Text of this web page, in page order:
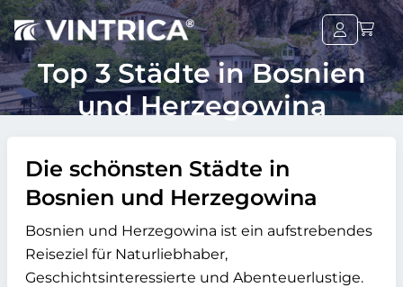
Top 3 Städte in Bosnien
und Herzegowina
Die schönsten Städte in
Bosnien und Herzegowina
Bosnien und Herzegowina ist ein aufstrebendes
Reiseziel für Naturliebhaber,
Geschichtsinteressierte und Abenteuerlustige.